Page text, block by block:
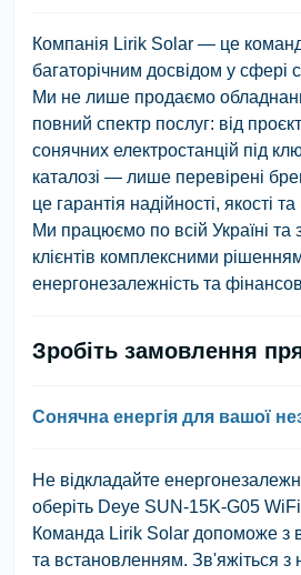
Компанія Lirik Solar — це
багаторічним досвідом у сфері
Ми не лише продаємо
повний спектр послуг: від
сонячних електростанцій під
каталозі — лише перевірені
це гарантія надійності, якості
Ми працюємо по всій Україні та
клієнтів комплексними
енергонезалежність та
Зробіть замовлення
Сонячна енергія для вашої
Не відкладайте
оберіть Deye SUN-15K-G05
Команда Lirik Solar допоможе з
та встановленням. Зв'яжіться з